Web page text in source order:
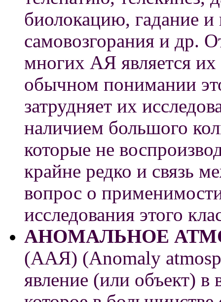
биолокацию, гадание и
самовозгорания и др.
многих АЯ является
обычном понимании
затрудняет их
наличием большого
которые не
крайне редко и связь
вопрос о
исследования этого
АНОМАЛЬНОЕ
(ААЯ) (Anomaly
явление (или объект)